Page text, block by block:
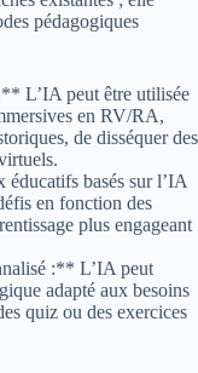
pédagogiques
L’IA peut être utilisée
en RV/RA,
de disséquer des
basés sur l’IA
en fonction des
plus engageant
:** L’IA peut
adapté aux besoins
quiz ou des exercices